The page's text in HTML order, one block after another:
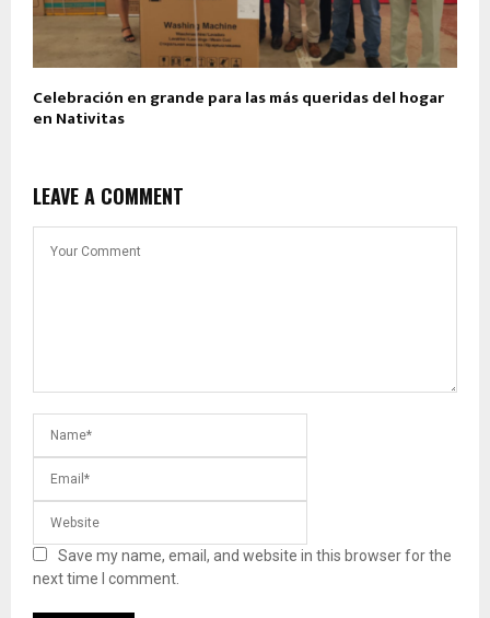
Celebración en grande para las más queridas del hogar
en Nativitas
LEAVE A COMMENT
Save my name, email, and website in this browser for the
next time I comment.